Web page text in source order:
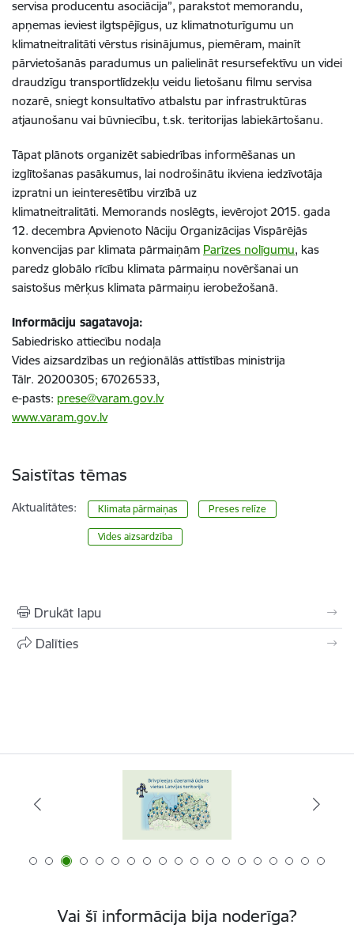
servisa producentu asociācija”, parakstot memorandu,
apņemas ieviest ilgtspējīgus, uz klimatnoturīgumu un
klimatneitralitāti vērstus risinājumus, piemēram, mainīt
pārvietošanās paradumus un palielināt resursefektīvu un videi
draudzīgu transportlīdzekļu veidu lietošanu filmu servisa
nozarē, sniegt konsultatīvo atbalstu par infrastruktūras
atjaunošanu vai būvniecību, t.sk. teritorijas labiekārtošanu.
Tāpat plānots organizēt sabiedrības informēšanas un
izglītošanas pasākumus, lai nodrošinātu ikviena iedzīvotāja
izpratni un ieinteresētību virzībā uz
klimatneitralitāti. Memorands noslēgts, ievērojot 2015. gada
12. decembra Apvienoto Nāciju Organizācijas Vispārējās
konvencijas par klimata pārmaiņām Parīzes nolīgumu, kas
paredz globālo rīcību klimata pārmaiņu novēršanai un
saistošus mērķus klimata pārmaiņu ierobežošanā.
Informāciju sagatavoja:
Sabiedrisko attiecību nodaļa
Vides aizsardzības un reģionālās attīstības ministrija
Tālr. 20200305; 67026533,
e-pasts: prese@varam.gov.lv
www.varam.gov.lv
Saistītas tēmas
Aktualitātes: Klimata pārmaiņas Preses relīze
Vides aizsardzība
Drukāt lapu
Dalīties
Vai šī informācija bija noderīga?